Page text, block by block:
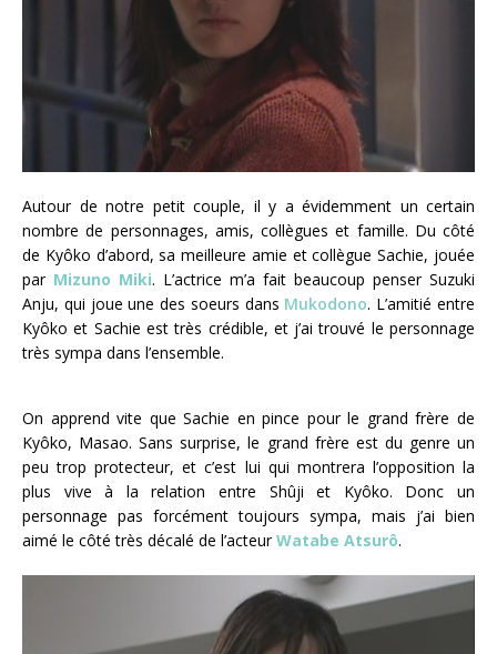
Autour de notre petit couple, il y a évidemment un certain
nombre de personnages, amis, collègues et famille. Du côté
de Kyôko d’abord, sa meilleure amie et collègue Sachie, jouée
par Mizuno Miki. L’actrice m’a fait beaucoup penser Suzuki
Anju, qui joue une des soeurs dans Mukodono. L’amitié entre
Kyôko et Sachie est très crédible, et j’ai trouvé le personnage
très sympa dans l’ensemble.
On apprend vite que Sachie en pince pour le grand frère de
Kyôko, Masao. Sans surprise, le grand frère est du genre un
peu trop protecteur, et c’est lui qui montrera l’opposition la
plus vive à la relation entre Shûji et Kyôko. Donc un
personnage pas forcément toujours sympa, mais j’ai bien
aimé le côté très décalé de l’acteurWatabe Atsurô.